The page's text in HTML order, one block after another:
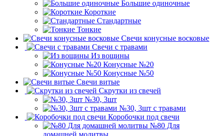
Большие одиночные
Короткие
Стандартные
Тонкие
Свечи конусные восковые
Свечи с травами
Из вощины
Конусные №20
Конусные №50
Свечи витые
Скрутки из свечей
№30, 3шт
№30, 3шт с травами
Коробочки под свечи
№80 Для
домашней молитвы